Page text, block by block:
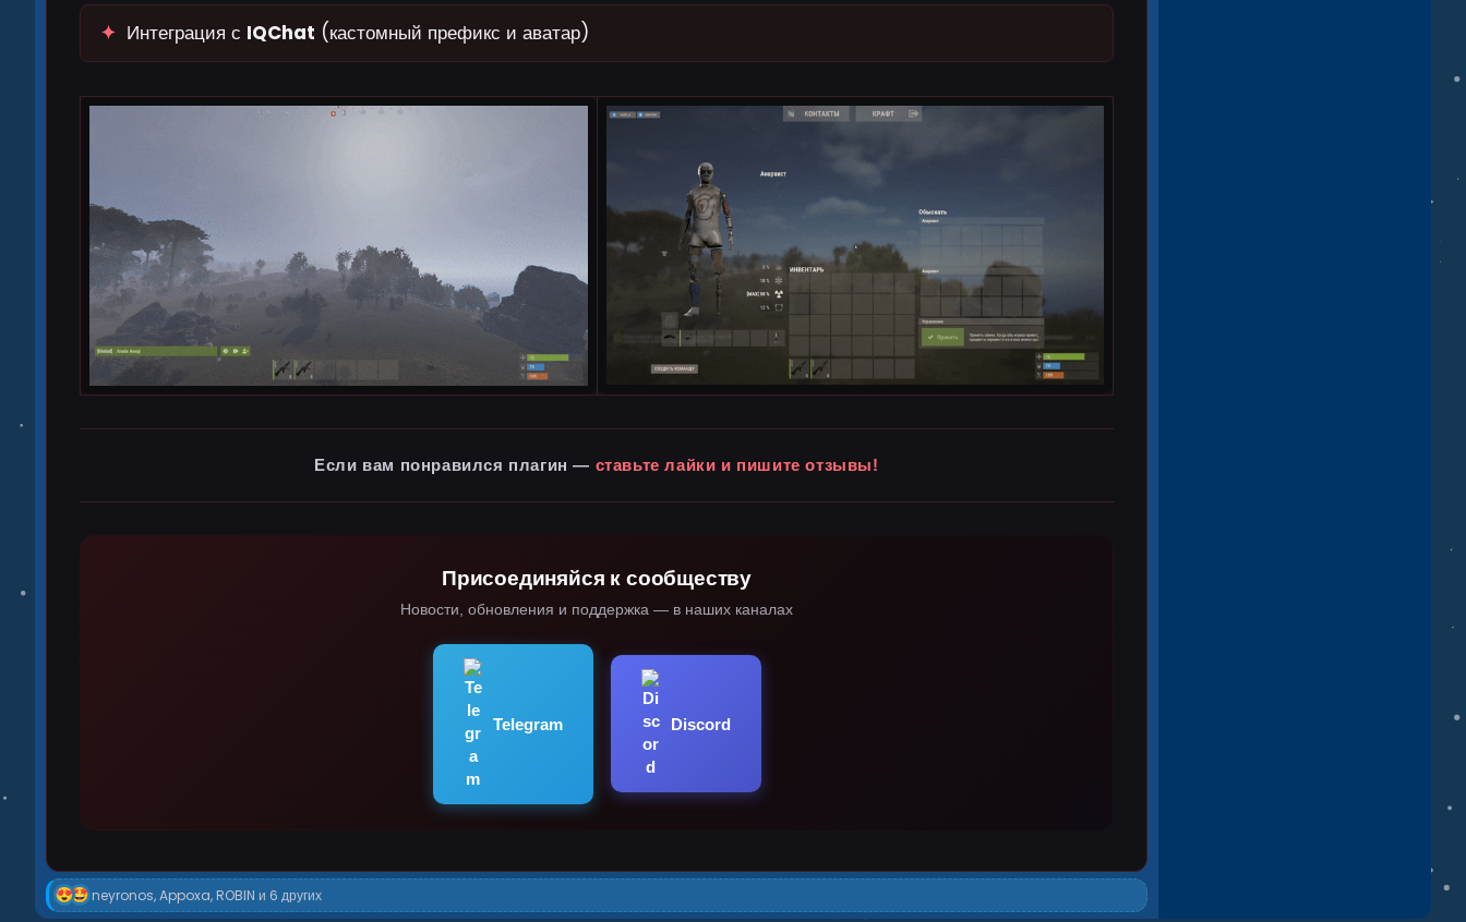
✦ Интеграция с IQChat (кастомный префикс и аватар)
Если вам понравился плагин — ставьте лайки и пишите отзывы!
Присоединяйся к сообществу
Новости, обновления и поддержка — в наших каналах
Telegram Discord
Р
е
neyronos,Appoxa, ROBIN и 6 других